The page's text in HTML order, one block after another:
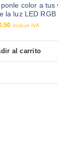
color a tus
la luz LED
Incluye IVA
al carrito